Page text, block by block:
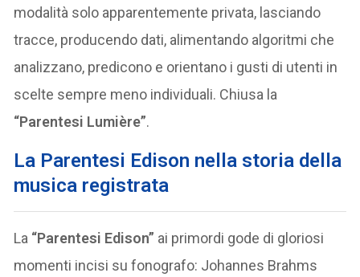
modalità solo apparentemente privata, lasciando
tracce, producendo dati, alimentando algoritmi che
analizzano, predicono e orientano i gusti di utenti in
scelte sempre meno individuali. Chiusa la
“Parentesi Lumière”.
La Parentesi Edison nella storia della
musica registrata
La “Parentesi Edison” ai primordi gode di gloriosi
momenti incisi su fonografo: Johannes Brahms